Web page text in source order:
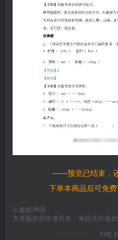
——预览已结束，
下单本商品后可免
© 版权声明
文章版权归作者所有，未经允许请勿
THE